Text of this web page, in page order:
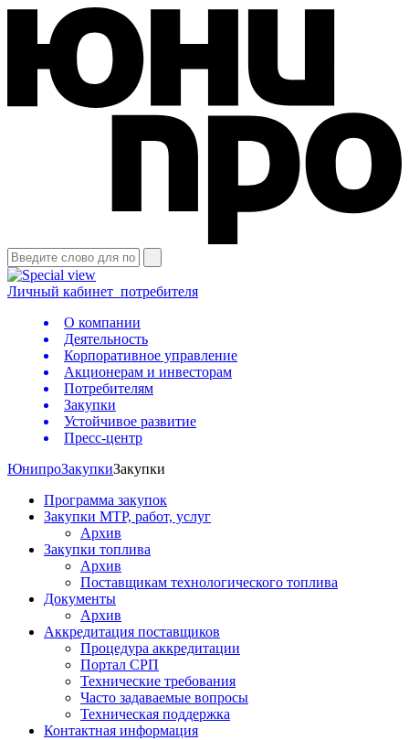
Личный кабинет потребителя
О компании
Деятельность
Корпоративное управление
Акционерам и инвесторам
Потребителям
Закупки
Устойчивое развитие
Пресс-центр
ЮнипроЗакупкиЗакупки
Программа закупок
Закупки МТР, работ, услуг
Архив
Закупки топлива
Архив
Поставщикам технологического топлива
Документы
Архив
Аккредитация поставщиков
Процедура аккредитации
Портал СРП
Технические требования
Часто задаваемые вопросы
Техническая поддержка
Контактная информация